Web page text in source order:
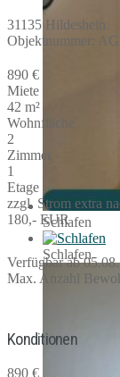
Schlafen
Schlafen
31135 Hildeshein
Objektnummer:
890 €
Miete
42 m²
Wohnfläche
2
Zimmer
1
Etage
zzgl. Strom extra
180,- EUR
Verfügbar ab
Max. Anzahl
Konditionen
890 €